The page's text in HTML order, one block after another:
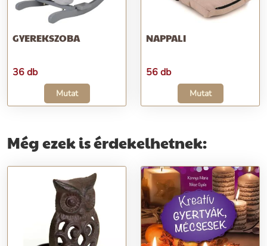
GYEREKSZOBA
36 db
Mutat
NAPPALI
56 db
Mutat
Még ezek is érdekelhetnek: